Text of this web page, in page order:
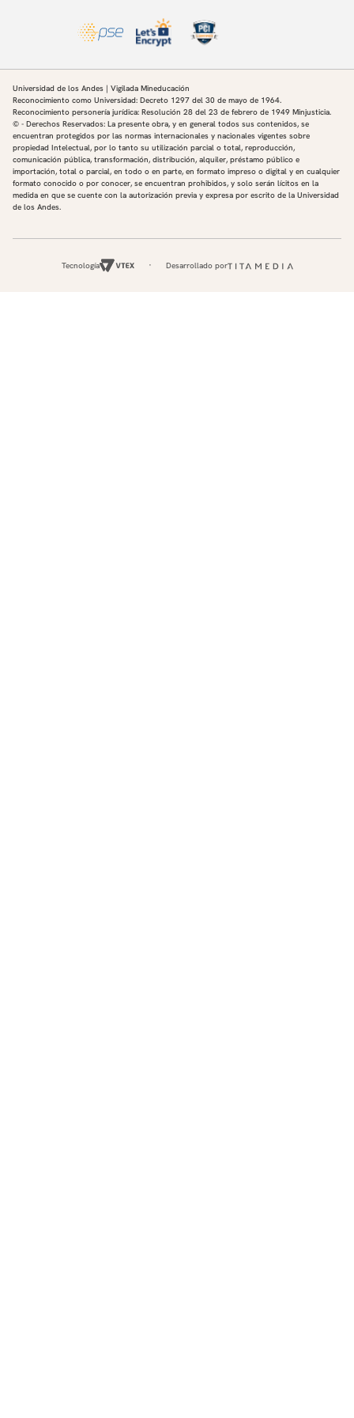
capítulo de investigación en Mindsets in Language
Education (2025), ambas en coautoría con Martha
Universidad de los Andes | Vigilada Mineducación
Reconocimiento como Universidad: Decreto 1297 del 30 de mayo de 1964.
Reconocimiento personería jurídica: Resolución 28 del 23 de febrero de 1949 Minjusticia.
© - Derechos Reservados: La presente obra, y en general todos sus contenidos, se
encuentran protegidos por las normas internacionales y nacionales vigentes sobre
propiedad Intelectual, por lo tanto su utilización parcial o total, reproducción,
comunicación pública, transformación, distribución, alquiler, préstamo público e
importación, total o parcial, en todo o en parte, en formato impreso o digital y en cualquier
formato conocido o por conocer, se encuentran prohibidos, y solo serán lícitos en la
medida en que se cuente con la autorización previa y expresa por escrito de la Universidad
de los Andes.
Tecnología Desarrollado por